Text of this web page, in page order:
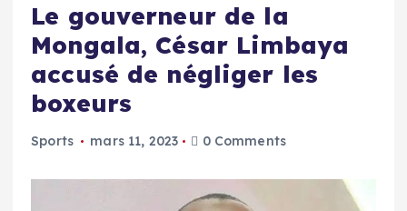
Le gouverneur de la
Mongala, César Limbaya
accusé de négliger les
boxeurs
Sports mars 11, 2023 0 Comments